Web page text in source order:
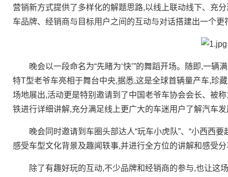
营销新方式提供了多样化的解题思路,以线上联动线下、充
车品牌、经销商与目标用户之间的互动与对话搭建出一个
晚会以一段命名为“先睹为‘快’”的舞蹈开场。随即,一辆
特T型老爷车亮相于舞台中央,据悉,这是全球首辆量产车,珍
场地展出,活动更是特别邀请到了中国老爷车协会会长、被
铁进行详细讲解,充分满足线上更广大的车迷用户了解汽车
晚会同时邀请到车圈头部达人“玩车小虎队”、“小西西要
感受车型文化背景及趣闻轶事,并进行全方位的讲解和感受
除了有趣好玩的互动,不少品牌和经销商的参与,也让这